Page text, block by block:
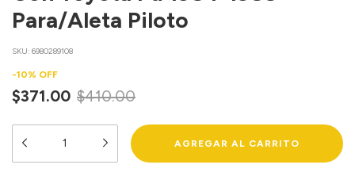
Para/Aleta Piloto
SKU: 6980289108
-10% OFF
$371.00 $410.00